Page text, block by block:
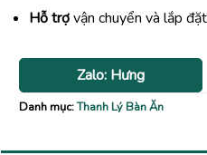
Hỗ trợvận chuyển và lắp
Zalo: Hưng
Danh mục:Thanh Lý Bàn Ăn